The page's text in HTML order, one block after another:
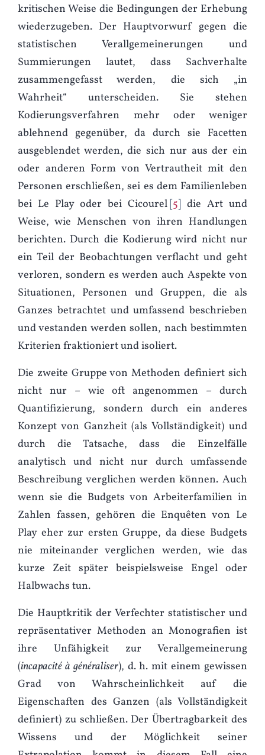
kritischen Weise die Bedingungen der Erhebung
wiederzugeben. Der Hauptvorwurf gegen die
statistischen Verallgemeinerungen und
Summierungen lautet, dass Sachverhalte
zusammengefasst werden, die sich „in
Wahrheit“ unterscheiden. Sie stehen
Kodierungsverfahren mehr oder weniger
ablehnend gegenüber, da durch sie Facetten
ausgeblendet werden, die sich nur aus der ein
oder anderen Form von Vertrautheit mit den
Personen erschließen, sei es dem Familienleben
bei Le Play oder bei Cicourel 5 die Art und
Weise, wie Menschen von ihren Handlungen
berichten. Durch die Kodierung wird nicht nur
ein Teil der Beobachtungen verflacht und geht
verloren, sondern es werden auch Aspekte von
Situationen, Personen und Gruppen, die als
Ganzes betrachtet und umfassend beschrieben
und vestanden werden sollen, nach bestimmten
Kriterien fraktioniert und isoliert.
Die zweite Gruppe von Methoden definiert sich
nicht nur – wie oft angenommen – durch
Quantifizierung, sondern durch ein anderes
Konzept von Ganzheit (als Vollständigkeit) und
durch die Tatsache, dass die Einzelfälle
analytisch und nicht nur durch umfassende
Beschreibung verglichen werden können. Auch
wenn sie die Budgets von Arbeiterfamilien in
Zahlen fassen, gehören die Enquêten von Le
Play eher zur ersten Gruppe, da diese Budgets
nie miteinander verglichen werden, wie das
kurze Zeit später beispielsweise Engel oder
Halbwachs tun.
Die Hauptkritik der Verfechter statistischer und
repräsentativer Methoden an Monograﬁen ist
ihre Unfähigkeit zur Verallgemeinerung
(incapacité à généraliser), d. h. mit einem gewissen
Grad von Wahrscheinlichkeit auf die
Eigenschaften des Ganzen (als Vollständigkeit
definiert) zu schließen. Der Übertragbarkeit des
Wissens und der Möglichkeit seiner